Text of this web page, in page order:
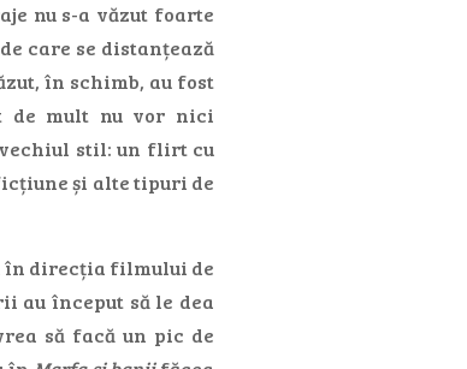
nu s-a văzut foarte
care se distanțează
în schimb, au fost
de mult nu vor nici
stil: un flirt cu
și alte tipuri de
în direcția filmului de
au început să le dea
să facă un pic de